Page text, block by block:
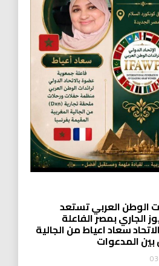
الوطن العربي تستعد
يوم 5 يوليوز الجاري بمصر الفاعلة
سعاد اعياط من الجالية
بين المدعوات